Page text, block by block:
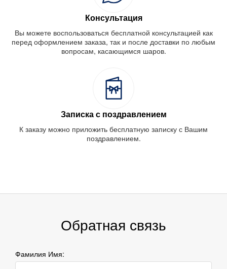
Консультация
Вы можете воспользоваться бесплатной консультацией как
перед оформлением заказа, так и после доставки по любым
вопросам, касающимся шаров.
Записка с поздравлением
К заказу можно приложить бесплатную записку с Вашим
поздравлением.
Обратная связь
Фамилия Имя: